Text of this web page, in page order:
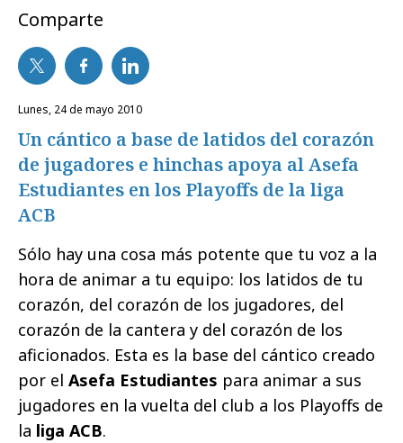
Comparte
lunes, 24 de mayo 2010
Un cántico a base de latidos del corazón
de jugadores e hinchas apoya al Asefa
Estudiantes en los Playoffs de la liga
ACB
Sólo hay una cosa más potente que tu voz a la
hora de animar a tu equipo: los latidos de tu
corazón, del corazón de los jugadores, del
corazón de la cantera y del corazón de los
aficionados. Esta es la base del cántico creado
por el Asefa Estudiantes para animar a sus
jugadores en la vuelta del club a los Playoffs de
la liga ACB.